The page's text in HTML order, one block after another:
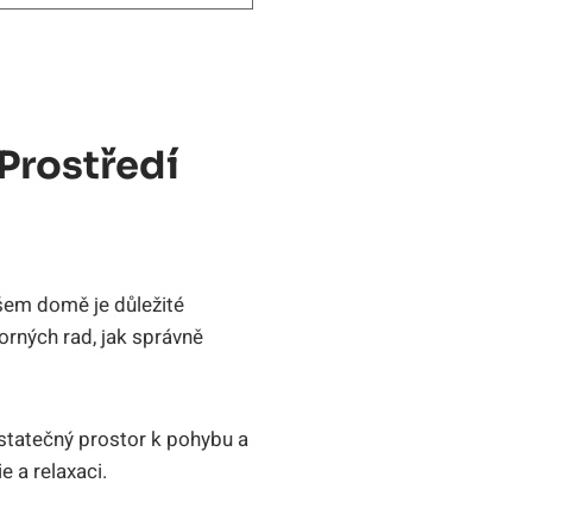
domě je důležité
rad, jak správně
prostor k pohybu a
a relaxaci.